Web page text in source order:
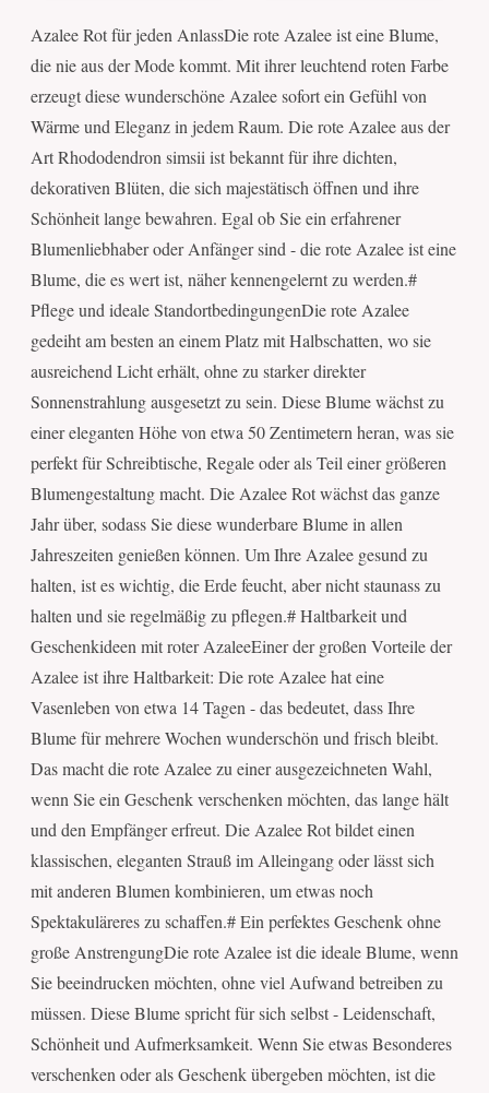
Azalee Rot für jeden AnlassDie rote Azalee ist eine Blume,
die nie aus der Mode kommt. Mit ihrer leuchtend roten Farbe
erzeugt diese wunderschöne Azalee sofort ein Gefühl von
Wärme und Eleganz in jedem Raum. Die rote Azalee aus der
Art Rhododendron simsii ist bekannt für ihre dichten,
dekorativen Blüten, die sich majestätisch öffnen und ihre
Schönheit lange bewahren. Egal ob Sie ein erfahrener
Blumenliebhaber oder Anfänger sind - die rote Azalee ist eine
Blume, die es wert ist, näher kennengelernt zu werden.#
Pflege und ideale StandortbedingungenDie rote Azalee
gedeiht am besten an einem Platz mit Halbschatten, wo sie
ausreichend Licht erhält, ohne zu starker direkter
Sonnenstrahlung ausgesetzt zu sein. Diese Blume wächst zu
einer eleganten Höhe von etwa 50 Zentimetern heran, was sie
perfekt für Schreibtische, Regale oder als Teil einer größeren
Blumengestaltung macht. Die Azalee Rot wächst das ganze
Jahr über, sodass Sie diese wunderbare Blume in allen
Jahreszeiten genießen können. Um Ihre Azalee gesund zu
halten, ist es wichtig, die Erde feucht, aber nicht staunass zu
halten und sie regelmäßig zu pflegen.# Haltbarkeit und
Geschenkideen mit roter AzaleeEiner der großen Vorteile der
Azalee ist ihre Haltbarkeit: Die rote Azalee hat eine
Vasenleben von etwa 14 Tagen - das bedeutet, dass Ihre
Blume für mehrere Wochen wunderschön und frisch bleibt.
Das macht die rote Azalee zu einer ausgezeichneten Wahl,
wenn Sie ein Geschenk verschenken möchten, das lange hält
und den Empfänger erfreut. Die Azalee Rot bildet einen
klassischen, eleganten Strauß im Alleingang oder lässt sich
mit anderen Blumen kombinieren, um etwas noch
Spektakuläreres zu schaffen.# Ein perfektes Geschenk ohne
große AnstrengungDie rote Azalee ist die ideale Blume, wenn
Sie beeindrucken möchten, ohne viel Aufwand betreiben zu
müssen. Diese Blume spricht für sich selbst - Leidenschaft,
Schönheit und Aufmerksamkeit. Wenn Sie etwas Besonderes
verschenken oder als Geschenk übergeben möchten, ist die